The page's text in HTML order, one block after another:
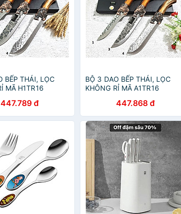
BẾP THÁI, LỌC
MÃ H1TR16
447.789 đ
BỘ 3 DAO BẾP THÁI, LỌC
KHÔNG RỈ MÃ A1TR16
447.868 đ